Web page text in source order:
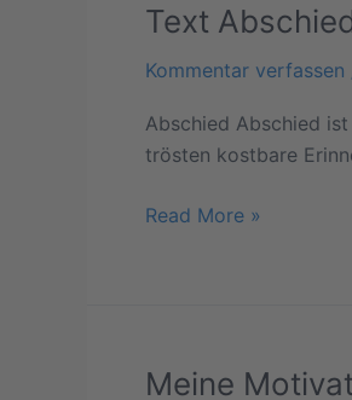
Text
Kommentar verfassen
Abschied Abschied
trösten kostbare
Text
Read More »
Meine
Meine